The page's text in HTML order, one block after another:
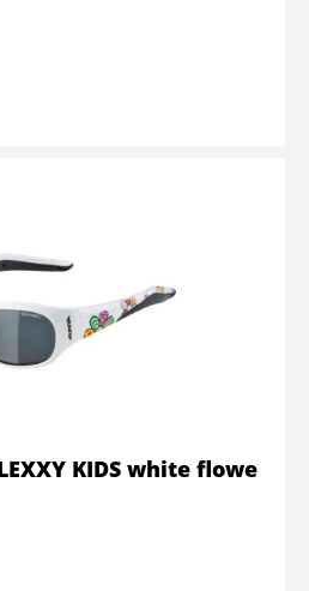
KIDS white flowe